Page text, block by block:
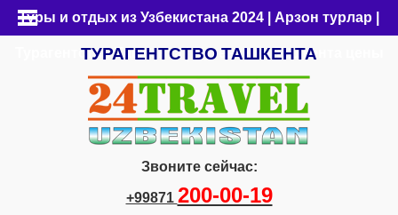
Туры и отдых из Узбекистана 2024 | Арзон турлар |
Турагентство Ташкента | Путевки из Ташкента цены
ТУРАГЕНТСТВО ТАШКЕНТА
Звоните сейчас:
+99871 200-00-19